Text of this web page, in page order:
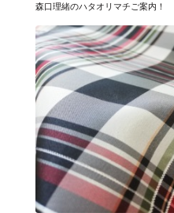
森口理緒のハタオリマチご案内！